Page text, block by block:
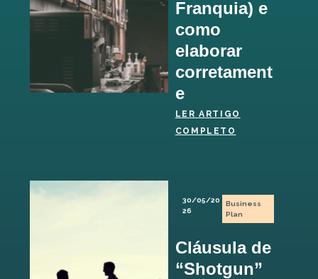
Franquia) e
como
elaborar
corretament
e
LER ARTIGO
COMPLETO
30/05/20
26
Business
Plan
Cláusula de
“Shotgun”